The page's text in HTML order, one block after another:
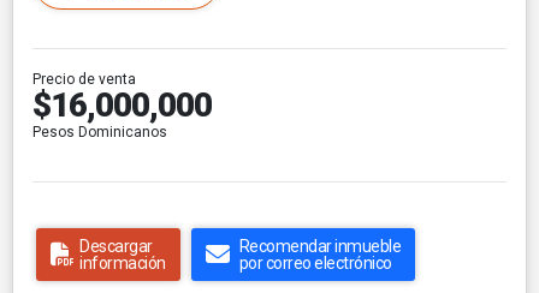
Precio de venta
$16,000,000
Pesos Dominicanos
Descargar
información
Recomendar inmueble
por correo electrónico